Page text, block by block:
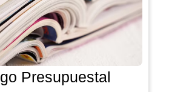
Presupuestal